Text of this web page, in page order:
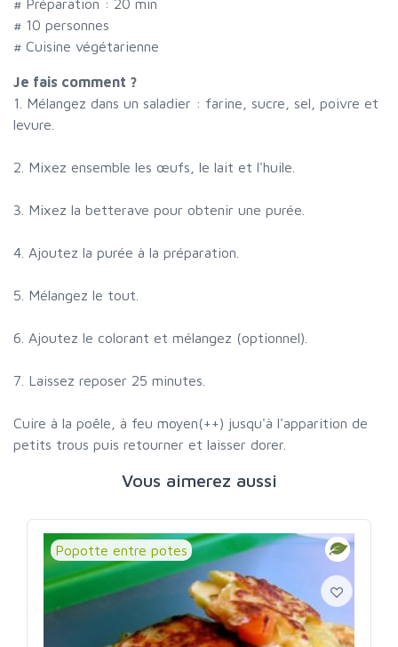
# 10 personnes
# Cuisine végétarienne
Je fais comment ?
1. Mélangez dans un saladier : farine, sucre, sel, poivre et
levure.
2. Mixez ensemble les œufs, le lait et l'huile.
3. Mixez la betterave pour obtenir une purée.
4. Ajoutez la purée à la préparation.
5. Mélangez le tout.
6. Ajoutez le colorant et mélangez (optionnel).
7. Laissez reposer 25 minutes.
Cuire à la poêle, à feu moyen(++) jusqu'à l'apparition de
petits trous puis retourner et laisser dorer.
Vous aimerez aussi
Popotte entre potes